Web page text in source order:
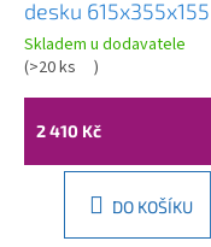
desku
růžová matná, REA-
U6374
Skladem u dodavatele
(>20 ks )
2 410 Kč
DO KOŠÍKU